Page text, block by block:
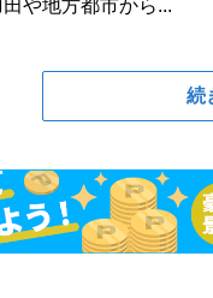
や地方都市から...
続